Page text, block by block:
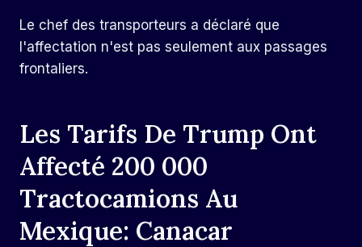
Le chef des transporteurs a déclaré que
l'affectation n'est pas seulement aux passages
frontaliers.
Les Tarifs De Trump Ont
Affecté 200 000
Tractocamions Au
Mexique: Canacar